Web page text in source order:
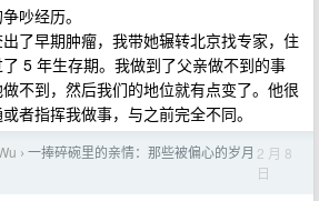
吵经历。
了早期肿瘤，我带她辗转北京找专家，住
5 年生存期。我做到了父亲做不到的事
不到，然后我们的地位就有点变了。他很
者指挥我做事，与之前完全不同。
› 一捧碎碗里的亲情：那些被偏心的岁月 2 月 8
日